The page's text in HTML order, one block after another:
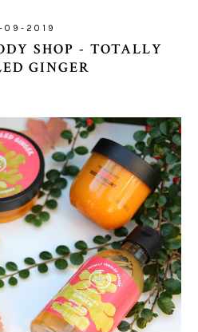
09-2019
SHOP - TOTALLY
GINGER